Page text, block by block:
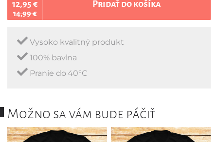
12,95 €
14,99 €
Pridať do košíka
Vysoko kvalitný produkt
100% bavlna
Pranie do 40°C
Možno sa vám bude páčiť